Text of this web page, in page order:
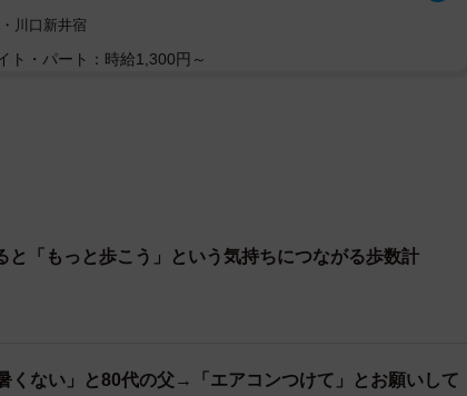
川口新井宿
ト・パート：時給1,300円～
と「もっと歩こう」という気持ちにつながる歩数計
くない」と80代の父→「エアコンつけて」とお願いして